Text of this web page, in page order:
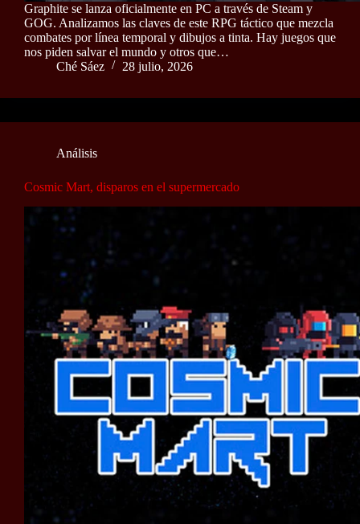
Graphite se lanza oficialmente en PC a través de Steam y
GOG. Analizamos las claves de este RPG táctico que mezcla
combates por línea temporal y dibujos a tinta. Hay juegos que
nos piden salvar el mundo y otros que…
Ché Sáez
28 julio, 2026
Análisis
Cosmic Mart, disparos en el supermercado